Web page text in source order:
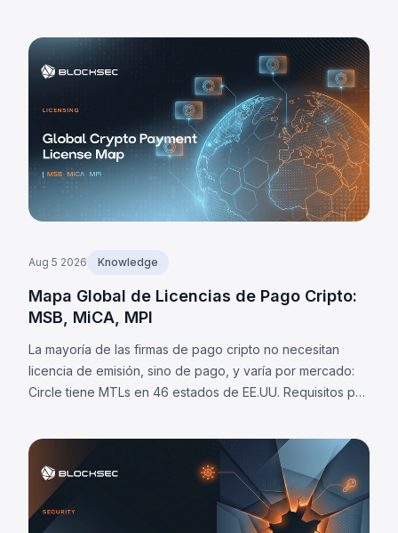
Aug 5 2026 Knowledge
Mapa Global de Licencias de Pago Cripto:
MSB, MiCA, MPI
La mayoría de las firmas de pago cripto no necesitan
licencia de emisión, sino de pago, y varía por mercado:
Circle tiene MTLs en 46 estados de EE.UU. Requisitos por